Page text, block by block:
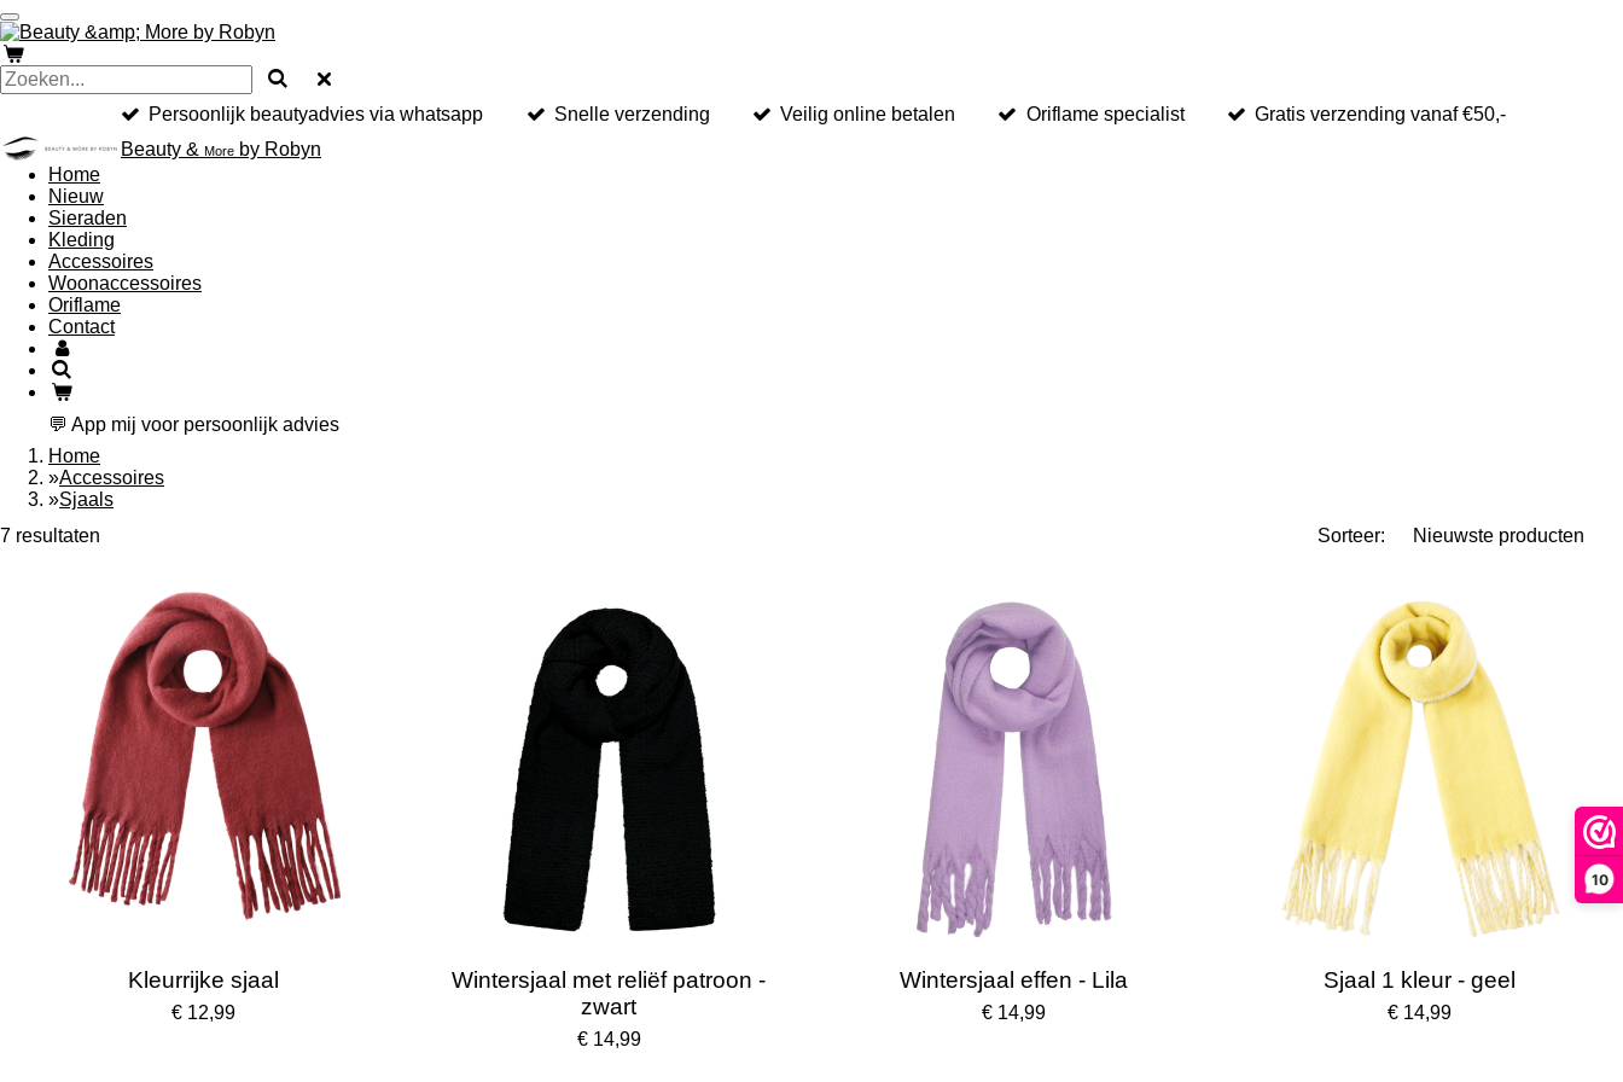
10
Ga
direct
naar
de
hoofdinhoud
Persoonlijk beautyadvies via whatsapp Snelle verzending Veilig online betalen Oriflame specialist
Gratis verzending vanaf €50,-
Beauty & More by Robyn
Home
Nieuw
Sieraden
Kleding
Accessoires
Woonaccessoires
Oriflame
Contact
💬 App mij voor persoonlijk advies
Home
»Accessoires
»Sjaals
7 resultaten
Sorteer:
Kleurrijke sjaal
€ 12,99
Wintersjaal met reliëf patroon -
zwart
€ 14,99
Wintersjaal effen - Lila
€ 14,99
Sjaal 1 kleur - geel
€ 14,99